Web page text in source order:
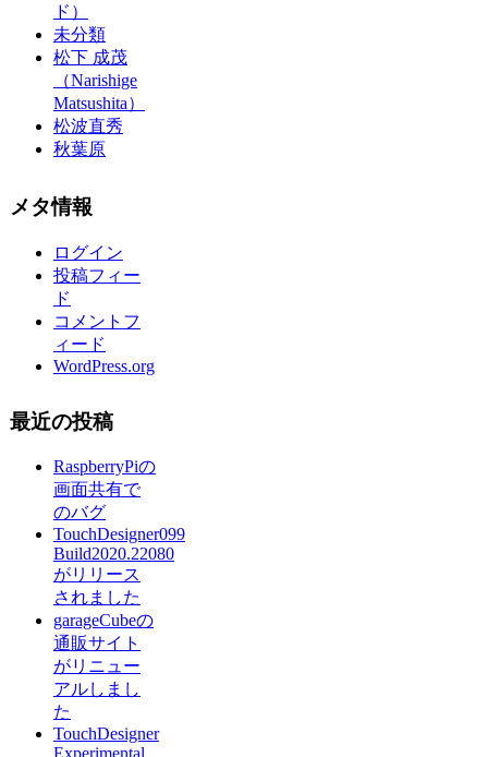
ド）
未分類
松下 成茂
（Narishige
Matsushita）
松波直秀
秋葉原
メタ情報
ログイン
投稿フィー
ド
コメントフ
ィード
WordPress.org
最近の投稿
RaspberryPiの
画面共有で
のバグ
TouchDesigner099
Build2020.22080
がリリース
されました
garageCubeの
通販サイト
がリニュー
アルしまし
た
TouchDesigner